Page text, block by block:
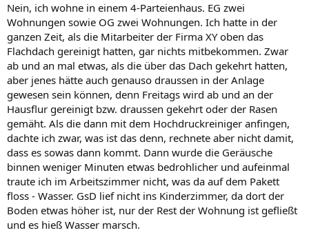
Nein, ich wohne in einem 4-Parteienhaus. EG zwei
Wohnungen sowie OG zwei Wohnungen. Ich hatte in der
ganzen Zeit, als die Mitarbeiter der Firma XY oben das
Flachdach gereinigt hatten, gar nichts mitbekommen. Zwar
ab und an mal etwas, als die über das Dach gekehrt hatten,
aber jenes hätte auch genauso draussen in der Anlage
gewesen sein können, denn Freitags wird ab und an der
Hausflur gereinigt bzw. draussen gekehrt oder der Rasen
gemäht. Als die dann mit dem Hochdruckreiniger anfingen,
dachte ich zwar, was ist das denn, rechnete aber nicht damit,
dass es sowas dann kommt. Dann wurde die Geräusche
binnen weniger Minuten etwas bedrohlicher und aufeinmal
traute ich im Arbeitszimmer nicht, was da auf dem Pakett
floss - Wasser. GsD lief nicht ins Kinderzimmer, da dort der
Boden etwas höher ist, nur der Rest der Wohnung ist gefließt
und es hieß Wasser marsch.